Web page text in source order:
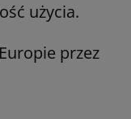
użycia.
przez